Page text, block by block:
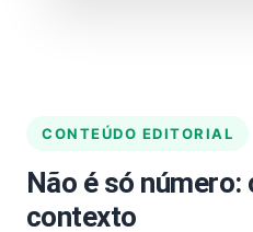
CONTEÚDO EDITORIAL
Não é só
contexto